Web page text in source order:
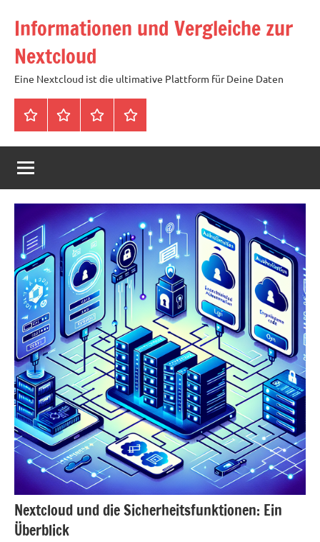
Inhalt
springen
Informationen und Vergleiche zur
Nextcloud
Eine Nextcloud ist die ultimative Plattform für Deine Daten
StartseiteNeuste
Artikel
Cloud
mit
Speicher
für
4,99
Euro
/
mtl
Tags
Nextcloud und die Sicherheitsfunktionen: Ein
Überblick